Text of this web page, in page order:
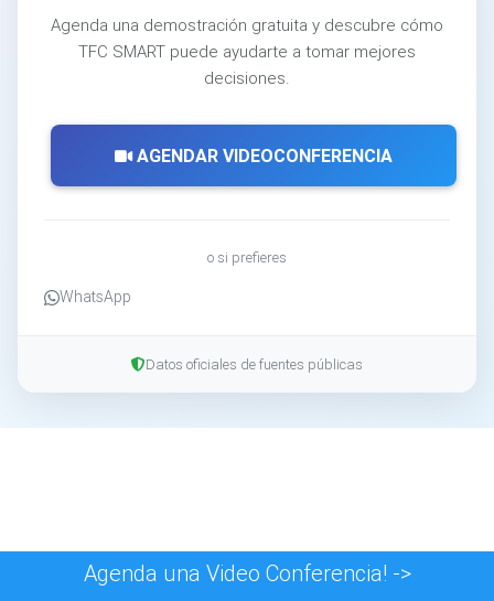
Agenda una demostración gratuita y descubre cómo
TFC SMART puede ayudarte a tomar mejores
decisiones.
AGENDAR VIDEOCONFERENCIA
o si prefieres
WhatsApp
Datos oficiales de fuentes públicas
Agenda una Video Conferencia! ->